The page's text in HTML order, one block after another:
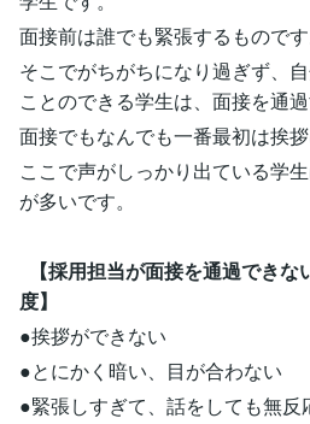
面接前は誰でも緊張するものです
そこでがちがちになり過ぎず、
ことのできる学生は、面接を通
面接でもなんでも一番最初は挨拶
ここで声がしっかり出ている学
が多いです。
【採用担当が面接を通過でき
度】
●挨拶ができない
●とにかく暗い、目が合わない
●緊張しすぎて、話をしても無反